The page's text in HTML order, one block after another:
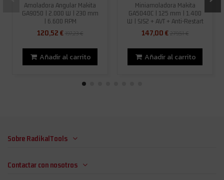
Amoladora Angular Makita
GA9050 | 2.000 W | 230 mm
| 6.600 RPM
120,52 €197,23 €
Añadir al carrito
Miniamoladora Makita
GA5040C | 125 mm | 1.400
W | SJS2 + AVT + Anti-Restart
147,00 €279,51 €
Añadir al carrito
Sobre RadikalTools
Contactar con nosotros